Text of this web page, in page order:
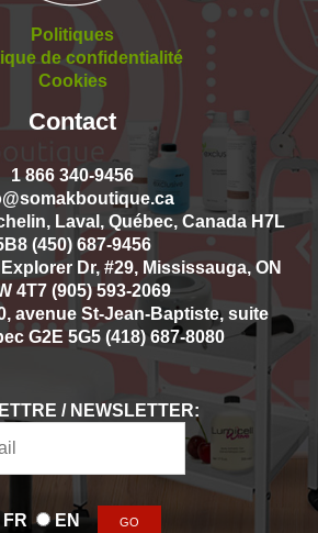
Politiques
de confidentialité
Cookies
Contact
1 866 340-9456
Laval, Québec, Canada H7L
(450) 687-9456
Dr, #29, Mississauga, ON
4T7 (905) 593-2069
avenue St-Jean-Baptiste, suite
G2E 5G5 (418) 687-8080
/ NEWSLETTER:
FR EN